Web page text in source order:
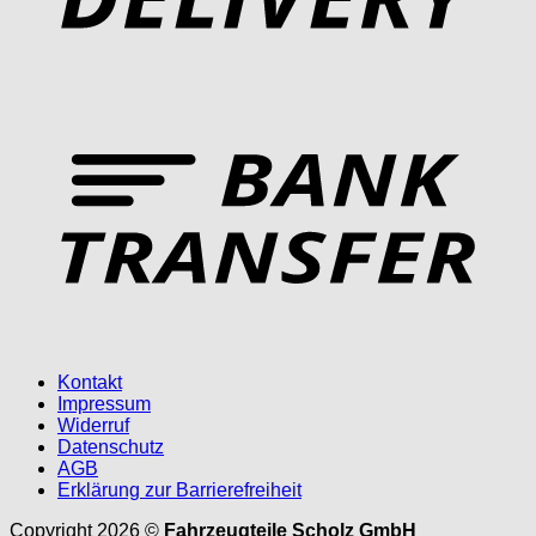
Kontakt
Impressum
Widerruf
Datenschutz
AGB
Erklärung zur Barrierefreiheit
Copyright 2026 © Fahrzeugteile Scholz GmbH